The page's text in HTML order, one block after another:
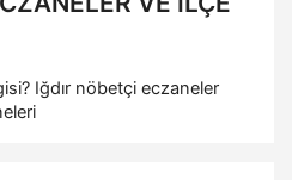
Iğdır nöbetçi eczaneler